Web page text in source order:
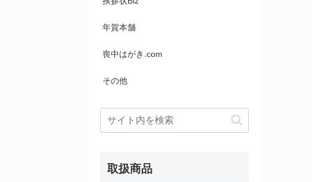
年賀本舗
喪中はがき.com
その他
取扱商品